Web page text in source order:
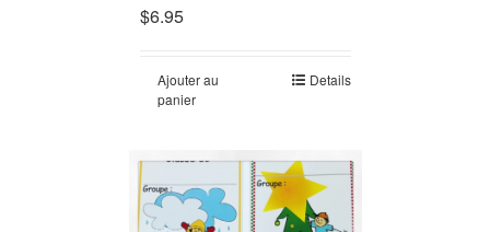
$6.95
Ajouter au
panier
Details